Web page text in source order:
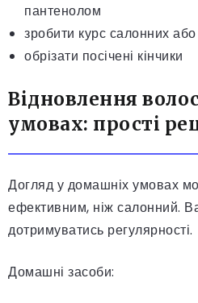
пантенолом
зробити курс салонних
обрізати посічені кінчики
Відновлення
умовах: прості
Догляд у домашніх умовах
ефективним, ніж салонний.
дотримуватись регулярності.
Домашні засоби: